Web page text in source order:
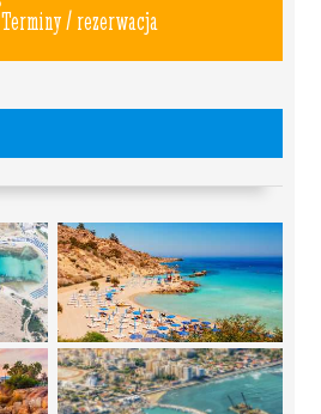
Terminy / rezerwacja